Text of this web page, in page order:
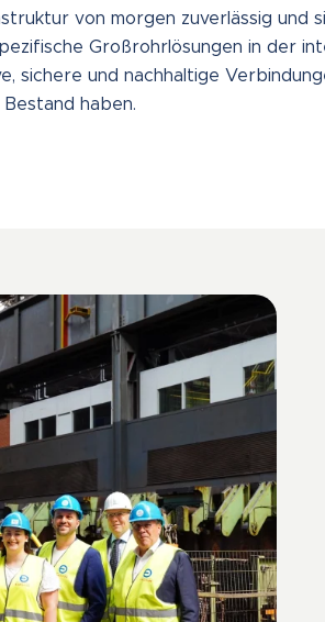
von morgen zuverlässig und
Großrohrlösungen in der
sichere und nachhaltige
haben.